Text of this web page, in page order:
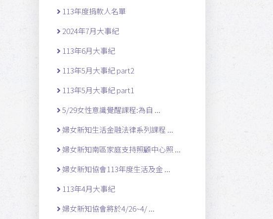
113年度捐款人名單
2024年7月大事紀
113年6月大事紀
113年5月大事紀 part2
113年5月大事紀 part1
5/29女性意識覺醒課程:為自 ...
婦女新知生活金融法律系列課程 ...
婦女新知南區家庭支持照顧中心照 ...
婦女新知協會113年度生活及金 ...
113年4月大事紀
婦女新知協會將於4/26~4/ ...